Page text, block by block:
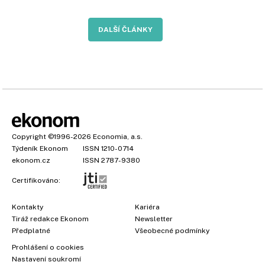
DALŠÍ ČLÁNKY
Copyright ©1996-2026 Economia, a.s.
Týdeník Ekonom
ISSN 1210-0714
ekonom.cz
ISSN 2787-9380
Certifikováno:
Kontakty
Tiráž redakce Ekonom
Předplatné
Kariéra
Newsletter
Všeobecné podmínky
Prohlášení o cookies
Nastavení soukromí